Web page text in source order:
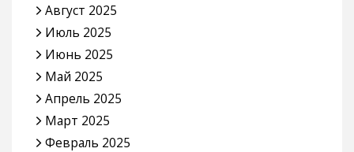
Август 2025
Июль 2025
Июнь 2025
Май 2025
Апрель 2025
Март 2025
Февраль 2025